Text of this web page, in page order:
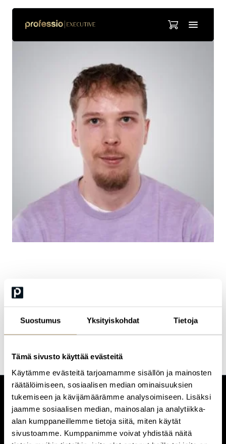
Suostumus Yksityiskohdat Tietoja
Tämä sivusto käyttää evästeitä
Käytämme evästeitä tarjoamamme sisällön ja mainosten
räätälöimiseen, sosiaalisen median ominaisuuksien
tukemiseen ja kävijämäärämme analysoimiseen. Lisäksi
jaamme sosiaalisen median, mainosalan ja analytiikka-
alan kumppaneillemme tietoja siitä, miten käytät
sivustoamme. Kumppanimme voivat yhdistää näitä
Digital Marketing Specialist
CUSTOMERCARE
Keilaranta 1 A, 02150 Espoo
customerservice@professio.fi